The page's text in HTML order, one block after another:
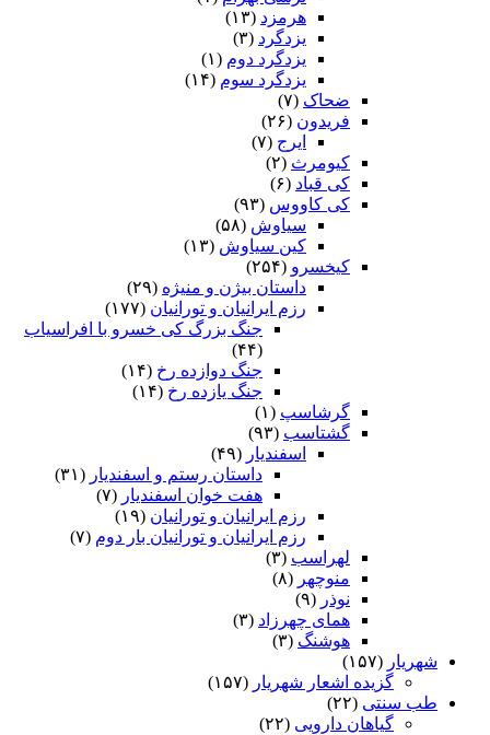
هرمزد (۱۳)
یزدگرد (۳)
یزدگرد دوم (۱)
یزدگرد سوم (۱۴)
ضحاک (۷)
فریدون (۲۶)
ایرج (۷)
کیومرث (۲)
کی قباد (۶)
کی کاووس (۹۳)
سیاوش (۵۸)
کین سیاوش (۱۳)
کیخسرو (۲۵۴)
داستان بیژن و منیژه (۲۹)
رزم ایرانیان و تورانیان (۱۷۷)
جنگ بزرگ کی خسرو با افراسیاب
(۴۴)
جنگ دوازده رخ (۱۴)
جنگ یازده رخ (۱۴)
گرشاسپ (۱)
گشتاسب (۹۳)
اسفندیار (۴۹)
داستان رستم و اسفندیار (۳۱)
هفت خوان اسفندیار (۷)
رزم ایرانیان و تورانیان (۱۹)
رزم ایرانیان و تورانیان بار دوم (۷)
لهراسب (۳)
منوچهر (۸)
نوذر (۹)
هماى چهرزاد (۳)
هوشنگ (۳)
شهریار (۱۵۷)
گزیده اشعار شهریار (۱۵۷)
طب سنتی (۲۲)
گیاهان دارویی (۲۲)